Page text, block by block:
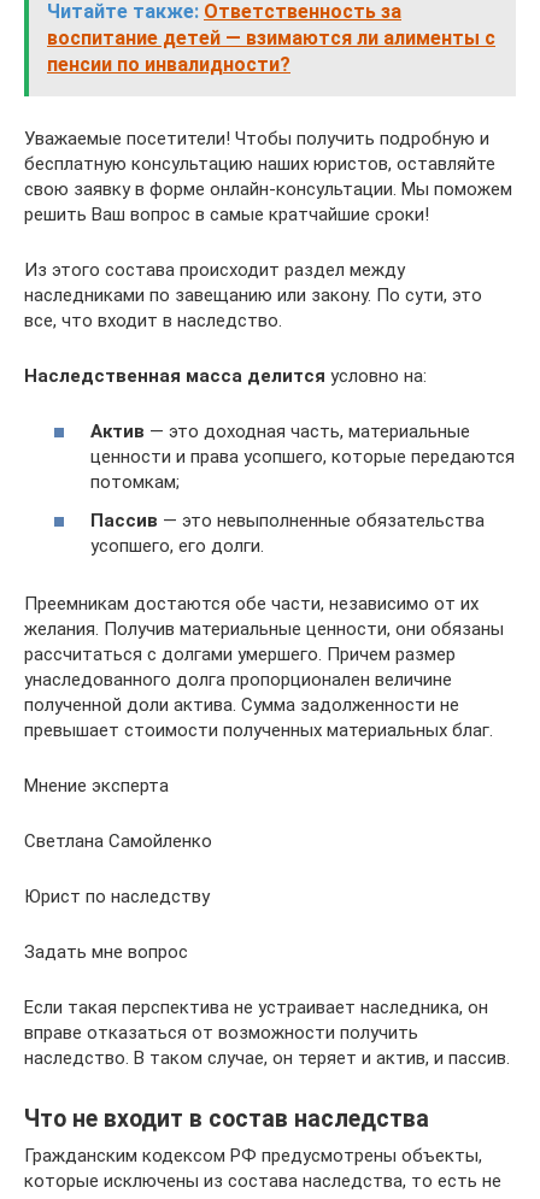
Читайте также: Ответственность за
воспитание детей — взимаются ли алименты с
пенсии по инвалидности?
Уважаемые посетители! Чтобы получить подробную и
бесплатную консультацию наших юристов, оставляйте
свою заявку в форме онлайн-консультации. Мы поможем
решить Ваш вопрос в самые кратчайшие сроки!
Из этого состава происходит раздел между
наследниками по завещанию или закону. По сути, это
все, что входит в наследство.
Наследственная масса делится условно на:
Актив — это доходная часть, материальные
ценности и права усопшего, которые передаются
потомкам;
Пассив — это невыполненные обязательства
усопшего, его долги.
Преемникам достаются обе части, независимо от их
желания. Получив материальные ценности, они обязаны
рассчитаться с долгами умершего. Причем размер
унаследованного долга пропорционален величине
полученной доли актива. Сумма задолженности не
превышает стоимости полученных материальных благ.
Мнение эксперта
Светлана Самойленко
Юрист по наследству
Задать мне вопрос
Если такая перспектива не устраивает наследника, он
вправе отказаться от возможности получить
наследство. В таком случае, он теряет и актив, и пассив.
Что не входит в состав наследства
Гражданским кодексом РФ предусмотрены объекты,
которые исключены из состава наследства, то есть не